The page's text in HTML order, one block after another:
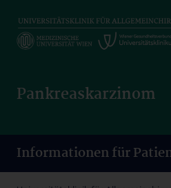
main
Pankreaskarzinom
Informationen für